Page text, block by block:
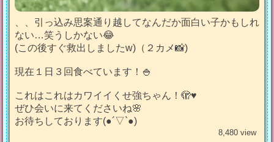
、、引っ込み思案通り越してなんだか面白い子かもしれ
ない…笑うしかない😂
(この後すぐ救出しましたw)（２カメ📸)
現在１日３回食べています！🍚
これはこれはカワイイくせ強ちゃん！🫣♥️
ぜひ会いに来てくださいね🌸
お待ちしております(●︎´▽︎`●︎)
8,480 view